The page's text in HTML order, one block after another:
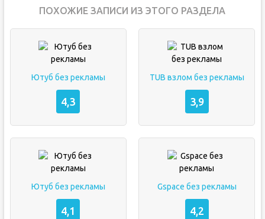
ПОХОЖИЕ ЗАПИСИ ИЗ ЭТОГО РАЗДЕЛА
Ютуб без рекламы
4,3
TUB взлом без рекламы
3,9
Ютуб без рекламы
4,1
Gspace без рекламы
4,2